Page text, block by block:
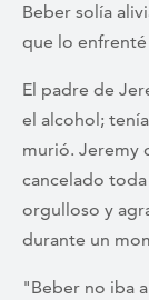
Beber solía
que lo
El padre de
el alcohol;
murió. Jeremy
cancelado
orgulloso y
durante un
"Beber no iba